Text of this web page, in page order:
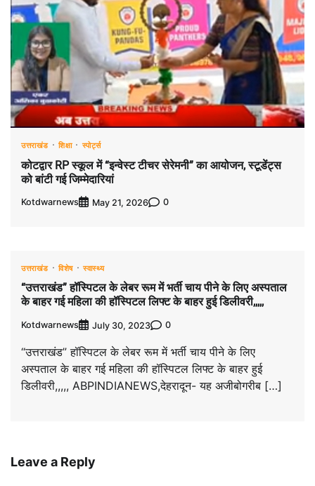
उत्तराखंड शिक्षा स्पोर्ट्स
कोटद्वार RP स्कूल में “इन्वेस्ट टीचर सेरेमनी” का आयोजन, स्टूडेंट्स
को बांटी गई जिम्मेदारियां
Kotdwarnews May 21, 2026 0
उत्तराखंड विशेष स्वास्थ्य
“उत्तराखंड” हॉस्पिटल के लेबर रूम में भर्ती चाय पीने के लिए अस्पताल
के बाहर गई महिला की हॉस्पिटल लिफ्ट के बाहर हुई डिलीवरी,,,,,
Kotdwarnews July 30, 2023 0
“उत्तराखंड” हॉस्पिटल के लेबर रूम में भर्ती चाय पीने के लिए
अस्पताल के बाहर गई महिला की हॉस्पिटल लिफ्ट के बाहर हुई
डिलीवरी,,,,, ABPINDIANEWS,देहरादून- यह अजीबोगरीब […]
Leave a Reply